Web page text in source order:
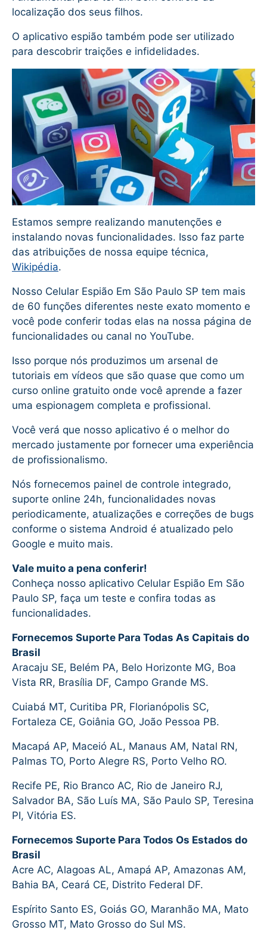
localização dos seus filhos.
O aplicativo espião também pode ser utilizado
para descobrir traições e infidelidades.
Estamos sempre realizando manutenções e
instalando novas funcionalidades. Isso faz parte
das atribuições de nossa equipe técnica,
Wikipédia.
Nosso Celular Espião Em São Paulo SP tem mais
de 60 funções diferentes neste exato momento e
você pode conferir todas elas na nossa página de
funcionalidades ou canal no YouTube.
Isso porque nós produzimos um arsenal de
tutoriais em vídeos que são quase que como um
curso online gratuito onde você aprende a fazer
uma espionagem completa e profissional.
Você verá que nosso aplicativo é o melhor do
mercado justamente por fornecer uma experiência
de profissionalismo.
Nós fornecemos painel de controle integrado,
suporte online 24h, funcionalidades novas
periodicamente, atualizações e correções de bugs
conforme o sistema Android é atualizado pelo
Google e muito mais.
Vale muito a pena conferir!
Conheça nosso aplicativo Celular Espião Em São
Paulo SP, faça um teste e confira todas as
funcionalidades.
Fornecemos Suporte Para Todas As Capitais do
Brasil
Aracaju SE, Belém PA, Belo Horizonte MG, Boa
Vista RR, Brasília DF, Campo Grande MS.
Cuiabá MT, Curitiba PR, Florianópolis SC,
Fortaleza CE, Goiânia GO, João Pessoa PB.
Macapá AP, Maceió AL, Manaus AM, Natal RN,
Palmas TO, Porto Alegre RS, Porto Velho RO.
Recife PE, Rio Branco AC, Rio de Janeiro RJ,
Salvador BA, São Luís MA, São Paulo SP, Teresina
PI, Vitória ES.
Fornecemos Suporte Para Todos Os Estados do
Brasil
Acre AC, Alagoas AL, Amapá AP, Amazonas AM,
Bahia BA, Ceará CE, Distrito Federal DF.
Espírito Santo ES, Goiás GO, Maranhão MA, Mato
Grosso MT, Mato Grosso do Sul MS.